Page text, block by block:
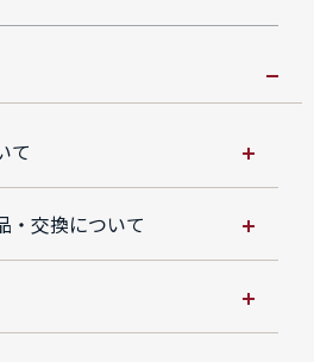
て
・交換について